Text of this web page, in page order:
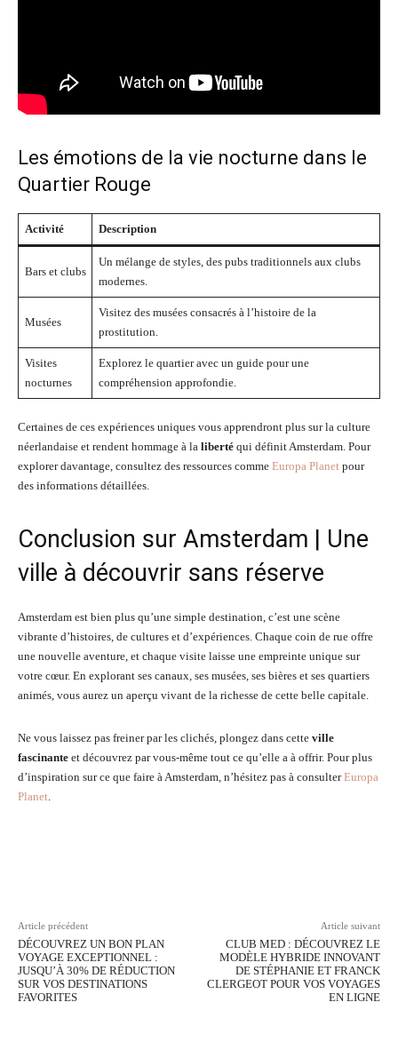
Les émotions de la vie nocturne dans le
Quartier Rouge
Activité Description
Bars et clubs
Un mélange de styles, des pubs traditionnels aux clubs
modernes.
Musées
Visitez des musées consacrés à l’histoire de la
prostitution.
Visites
nocturnes
Explorez le quartier avec un guide pour une
compréhension approfondie.
Certaines de ces expériences uniques vous apprendront plus sur la culture
néerlandaise et rendent hommage à la liberté qui définit Amsterdam. Pour
explorer davantage, consultez des ressources comme Europa Planet pour
des informations détaillées.
Conclusion sur Amsterdam | Une
ville à découvrir sans réserve
Amsterdam est bien plus qu’une simple destination, c’est une scène
vibrante d’histoires, de cultures et d’expériences. Chaque coin de rue offre
une nouvelle aventure, et chaque visite laisse une empreinte unique sur
votre cœur. En explorant ses canaux, ses musées, ses bières et ses quartiers
animés, vous aurez un aperçu vivant de la richesse de cette belle capitale.
Ne vous laissez pas freiner par les clichés, plongez dans cette ville
fascinante et découvrez par vous-même tout ce qu’elle a à offrir. Pour plus
d’inspiration sur ce que faire à Amsterdam, n’hésitez pas à consulterEuropa
Planet.
Article précédent
DÉCOUVREZ UN BON PLAN
VOYAGE EXCEPTIONNEL :
JUSQU’À 30% DE RÉDUCTION
SUR VOS DESTINATIONS
FAVORITES
Article suivant
CLUB MED : DÉCOUVREZ LE
MODÈLE HYBRIDE INNOVANT
DE STÉPHANIE ET FRANCK
CLERGEOT POUR VOS VOYAGES
EN LIGNE